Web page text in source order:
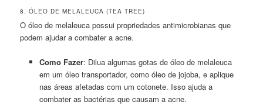
8. ÓLEO DE MELALEUCA (TEA TREE)
O óleo de melaleuca possui propriedades antimicrobianas que
podem ajudar a combater a acne.
Como Fazer: Dilua algumas gotas de óleo de melaleuca
em um óleo transportador, como óleo de jojoba, e aplique
nas áreas afetadas com um cotonete. Isso ajuda a
combater as bactérias que causam a acne.